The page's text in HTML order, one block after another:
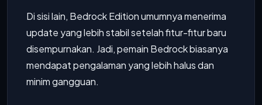
Di sisi lain, Bedrock Edition umumnya menerima
update yang lebih stabil setelah fitur-fitur baru
disempurnakan. Jadi, pemain Bedrock biasanya
mendapat pengalaman yang lebih halus dan
minim gangguan.